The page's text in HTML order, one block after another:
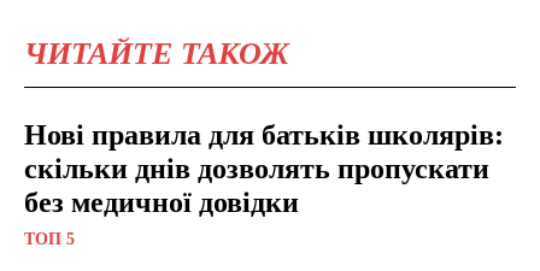
ЧИТАЙТЕ ТАКОЖ
Нові правила для батьків школярів:
скільки днів дозволять пропускати
без медичної довідки
ТОП 5